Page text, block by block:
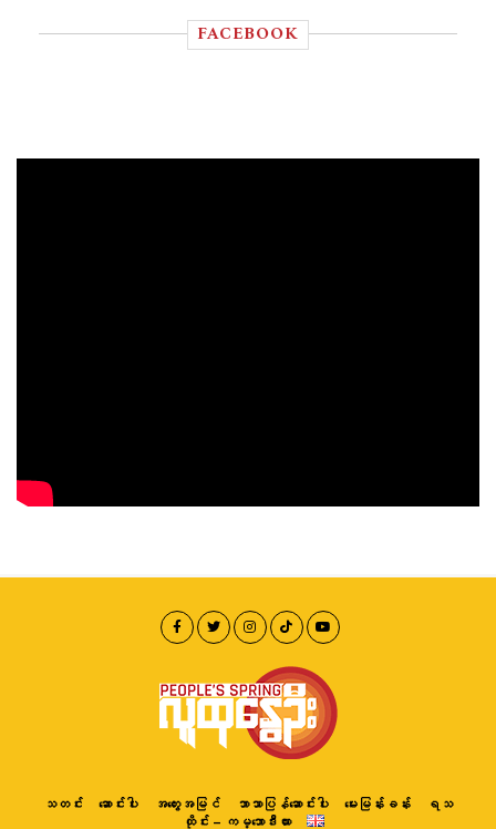
FACEBOOK
သတင်း ဆောင်းပါး အတွေးအမြင် ဘာသာပြန်ဆောင်းပါး မေးမြန်းခန်း
ရသ
ထိုင်း – ကမ္ဘောဒီးယား